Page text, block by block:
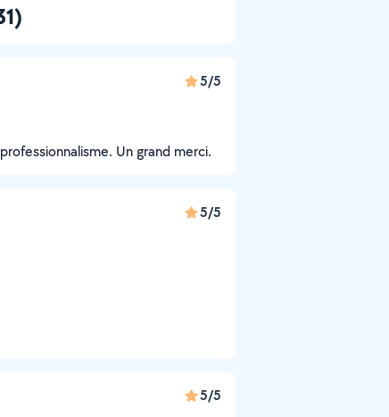
5/5
Un grand merci.
5/5
5/5